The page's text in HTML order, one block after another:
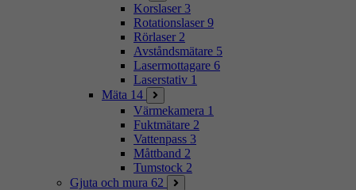
Korslaser 3
Rotationslaser 9
Rörlaser 2
Avståndsmätare 5
Lasermottagare 6
Laserstativ 1
Mäta 14
Värmekamera 1
Fuktmätare 2
Vattenpass 3
Måttband 2
Tumstock 2
Gjuta och mura 62